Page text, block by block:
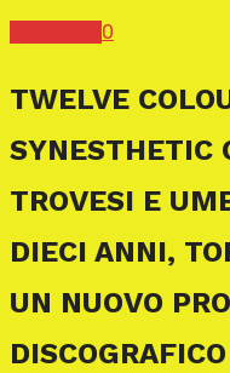
0
TWELVE
SYNESTHETIC
TROVESI E
DIECI ANNI,
UN NUOVO
DISCOGRAFICO